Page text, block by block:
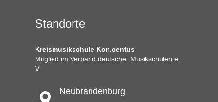
Standorte
Kreismusikschule Kon.centus
Mitglied im Verband deutscher Musikschulen e.
V.
Neubrandenburg